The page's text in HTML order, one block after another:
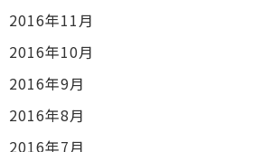
2016年11月
2016年10月
2016年9月
2016年8月
2016年7月